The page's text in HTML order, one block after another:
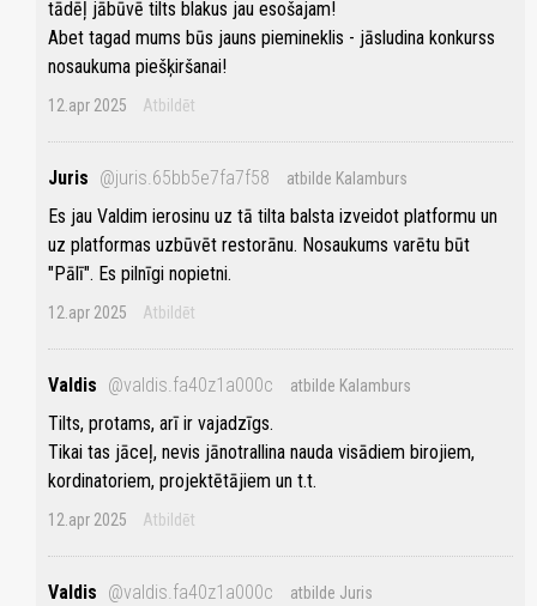
tādēļ jābūvē tilts blakus jau esošajam!
Abet tagad mums būs jauns piemineklis - jāsludina konkurss
nosaukuma piešķiršanai!
12.apr 2025 Atbildēt
Juris @juris.65bb5e7fa7f58 atbilde Kalamburs
Es jau Valdim ierosinu uz tā tilta balsta izveidot platformu un
uz platformas uzbūvēt restorānu. Nosaukums varētu būt
"Pālī". Es pilnīgi nopietni.
12.apr 2025 Atbildēt
Valdis @valdis.fa40z1a000c atbilde Kalamburs
Tilts, protams, arī ir vajadzīgs.
Tikai tas jāceļ, nevis jānotrallina nauda visādiem birojiem,
kordinatoriem, projektētājiem un t.t.
12.apr 2025 Atbildēt
Valdis @valdis.fa40z1a000c atbilde Juris